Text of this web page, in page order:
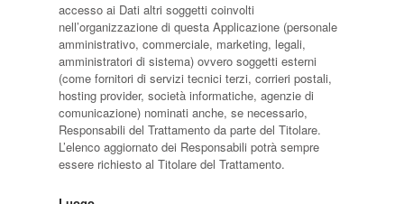
accesso ai Dati altri soggetti coinvolti
nell’organizzazione di questa Applicazione (personale
amministrativo, commerciale, marketing, legali,
amministratori di sistema) ovvero soggetti esterni
(come fornitori di servizi tecnici terzi, corrieri postali,
hosting provider, società informatiche, agenzie di
comunicazione) nominati anche, se necessario,
Responsabili del Trattamento da parte del Titolare.
L’elenco aggiornato dei Responsabili potrà sempre
essere richiesto al Titolare del Trattamento.